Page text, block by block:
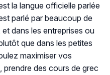
la langue officielle parlée
parlé par beaucoup de
dans les entreprises ou
que dans les petites
maximiser vos
des cours de grec